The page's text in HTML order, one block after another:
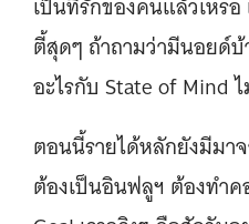
เป็นที่รักของคนแล้วเหร
ตี้สุดๆ ถ้าถามว่ามีนอยด์
อะไรกับ State of Mind
ตอนนี้รายได้หลักยังมีมา
ต้องเป็นอินฟลูฯ ต้องทำ